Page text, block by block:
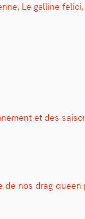
Le galline
et des
nos drag-queen